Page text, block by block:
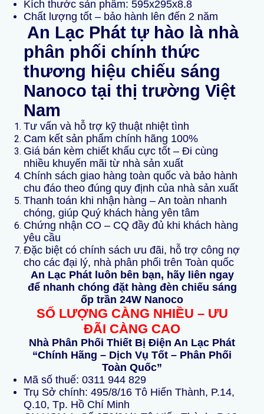
Kích thước sản phẩm: 595x295x8.8
Chất lượng tốt – bảo hành lên đến 2 năm
An Lạc Phát tự hào là nhà
phân phối chính thức
thương hiệu chiếu sáng
Nanoco tại thị trường Việt
Nam
Tư vấn và hỗ trợ kỹ thuật nhiệt tình
Cam kết sản phẩm chính hãng 100%
Giá bán kèm chiết khấu cực tốt – Đi cùng
nhiều khuyến mãi từ nhà sản xuất
Chính sách giao hàng toàn quốc và bảo hành
chu đáo theo đúng quy định của nhà sản xuất
Thanh toán khi nhận hàng – An toàn nhanh
chóng, giúp Quý khách hàng yên tâm
Chứng nhận CO – CQ đầy đủ khi khách hàng
yêu cầu
Đặc biệt có chính sách ưu đãi, hỗ trợ công nợ
cho các đại lý, nhà phân phối trên Toàn quốc
An Lạc Phát luôn bên bạn, hãy liên ngay
để nhanh chóng đặt hàng đèn chiếu sáng
ốp trần 24W Nanoco
SỐ LƯỢNG CÀNG NHIỀU – ƯU
ĐÃI CÀNG CAO
Nhà Phân Phối Thiết Bị Điện An Lạc Phát
“Chính Hãng – Dịch Vụ Tốt – Phân Phối
Toàn Quốc”
Mã số thuế: 0311 944 829
Trụ Sở chính: 495/8/16 Tô Hiến Thành, P.14,
Q.10, Tp. Hồ Chí Minh